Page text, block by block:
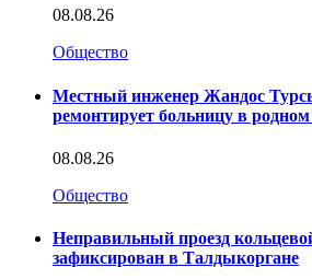
08.08.26
Общество
Местный инженер Жандос
ремонтирует больницу в
08.08.26
Общество
Неправильный проезд
зафиксирован в Талдыкоргане